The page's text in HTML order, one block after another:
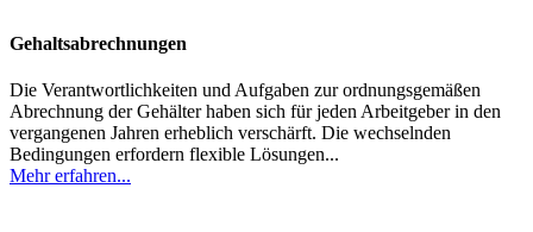
Gehaltsabrechnungen
Die Verantwortlichkeiten und Aufgaben zur ordnungsgemäßen
Abrechnung der Gehälter haben sich für jeden Arbeitgeber in den
vergangenen Jahren erheblich verschärft. Die wechselnden
Bedingungen erfordern flexible Lösungen...
Mehr erfahren...